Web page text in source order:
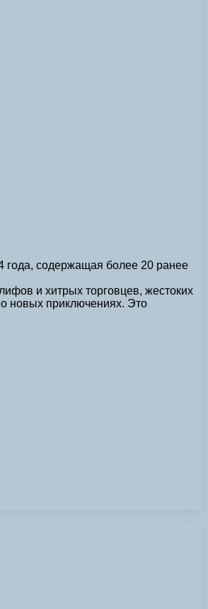
года, содержащая более 20 ранее
и хитрых торговцев, жестоких
новых приключениях. Это